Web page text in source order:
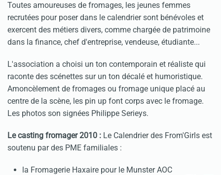
Toutes amoureuses de fromages, les jeunes femmes
recrutées pour poser dans le calendrier sont bénévoles et
exercent des métiers divers, comme chargée de patrimoine
dans la finance, chef d'entreprise, vendeuse, étudiante...
L'association a choisi un ton contemporain et réaliste qui
raconte des scénettes sur un ton décalé et humoristique.
Amoncèlement de fromages ou fromage unique placé au
centre de la scène, les pin up font corps avec le fromage.
Les photos son signées Philippe Serieys.
Le casting fromager 2010 : Le Calendrier des From'Girls est
soutenu par des PME familiales :
la Fromagerie Haxaire pour le Munster AOC